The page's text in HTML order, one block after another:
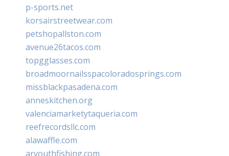
p-sports.net
korsairstreetwear.com
petshopallston.com
avenue26tacos.com
topgglasses.com
broadmoornailsspacoloradosprings.com
missblackpasadena.com
anneskitchen.org
valenciamarketytaqueria.com
reefrecordsllc.com
alawaffle.com
aryouthfishing.com